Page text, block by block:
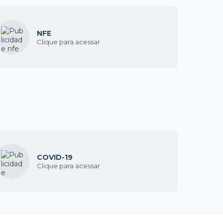
NFE
Clique para acessar
COVID-19
Clique para acessar